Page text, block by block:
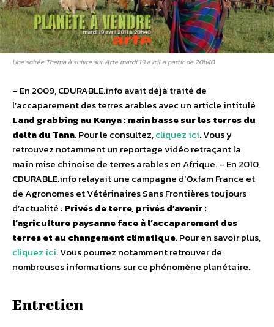
Une soirée Thema à suivre sur Arte mardi 19 avril à partir de 20h40
– En 2009, CDURABLE.info avait déjà traité de
l’accaparement des terres arables avec un article intitulé
Land grabbing au Kenya : main basse sur les terres du
delta du Tana. Pour le consultez,cliquez ici. Vous y
retrouvez notamment un reportage vidéo retraçant la
main mise chinoise de terres arables en Afrique. – En 2010,
CDURABLE.info relayait une campagne d’Oxfam France et
de Agronomes et Vétérinaires Sans Frontières toujours
d’actualité :Privés de terre, privés d’avenir :
l’agriculture paysanne face à l’accaparement des
terres et au changement climatique. Pour en savoir plus,
cliquez ici. Vous pourrez notamment retrouver de
nombreuses informations sur ce phénomène planétaire.
Entretien